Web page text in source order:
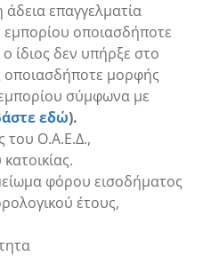
επαγγελματία
οποιασδήποτε
ο ίδιος δεν υπήρξε στο
μορφής
σύμφωνα με
εδώ).
του Ο.Α.Ε.Δ.,
φόρου εισοδήματος
έτους,